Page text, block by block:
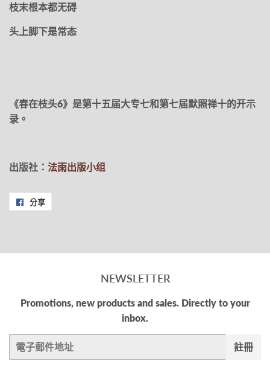
枝末根本都无碍
头上脚下是常态
《春在枝头6》是第十五届大专七和第七届默照禅十的开示
录。
出版社： 法雨出版小组
分享
Facebook
NEWSLETTER
Promotions, new products and sales. Directly to your
inbox.
電
子
註冊